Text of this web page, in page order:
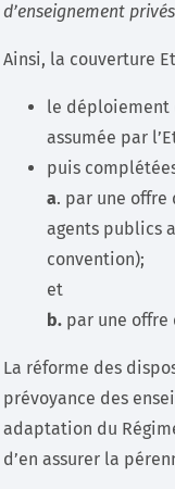
d’enseignement
Ainsi, la couverture
le déploiement
assumée par
puis
a. par une offre
agents publics
convention);
et
b. par une offre
La réforme des
prévoyance des
adaptation du
d’en assurer la